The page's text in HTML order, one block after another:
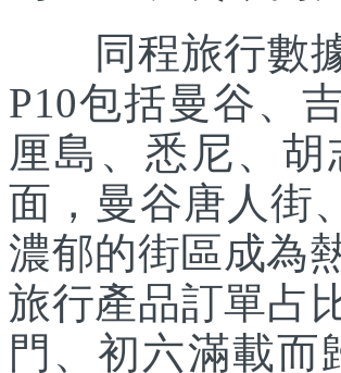
同程旅行數據
P10包括曼谷、
厘島、悉尼、
面，曼谷唐人街
濃郁的街區成為
旅行產品訂單占
門、初六滿載而